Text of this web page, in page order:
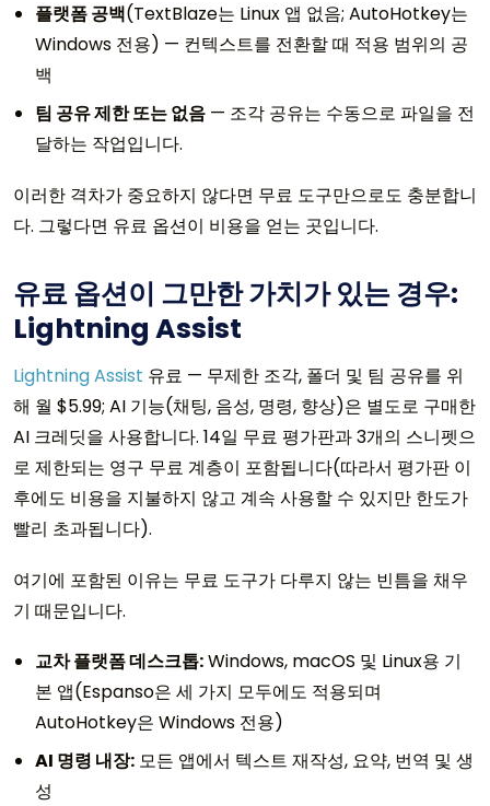
플랫폼 공백(TextBlaze는 Linux 앱 없음; AutoHotkey는
Windows 전용) — 컨텍스트를 전환할 때 적용 범위의 공
백
팀 공유 제한 또는 없음 — 조각 공유는 수동으로 파일을 전
달하는 작업입니다.
이러한 격차가 중요하지 않다면 무료 도구만으로도 충분합니
다. 그렇다면 유료 옵션이 비용을 얻는 곳입니다.
유료 옵션이 그만한 가치가 있는 경우:
Lightning Assist
Lightning Assist 유료 — 무제한 조각, 폴더 및 팀 공유를 위
해 월 $5.99; AI 기능(채팅, 음성, 명령, 향상)은 별도로 구매한
AI 크레딧을 사용합니다. 14일 무료 평가판과 3개의 스니펫으
로 제한되는 영구 무료 계층이 포함됩니다(따라서 평가판 이
후에도 비용을 지불하지 않고 계속 사용할 수 있지만 한도가
빨리 초과됩니다).
여기에 포함된 이유는 무료 도구가 다루지 않는 빈틈을 채우
기 때문입니다.
교차 플랫폼 데스크톱:Windows, macOS 및 Linux용 기
본 앱(Espanso은 세 가지 모두에도 적용되며
AutoHotkey은 Windows 전용)
AI 명령 내장: 모든 앱에서 텍스트 재작성, 요약, 번역 및 생
성